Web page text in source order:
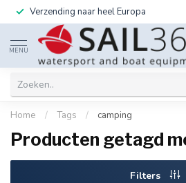
Verzending naar heel Europa
MENU
Home / Tags / camping
Producten getagd
Filters